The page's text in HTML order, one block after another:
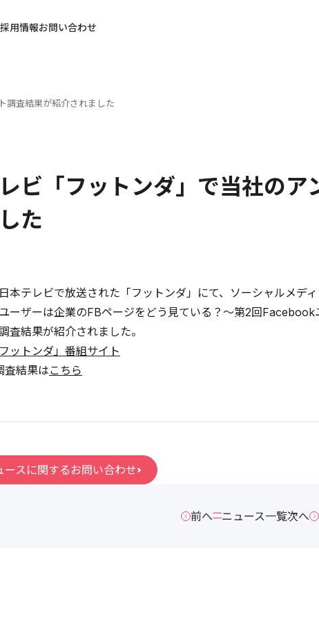
採用情報お問い合わせ
調査結果が紹介されました
ビ「フットンダ」で当社のア
た
本テレビで放送された「フットンダ」にて、ソーシャルメデ
ーザーは企業のFBページをどう見ている？～第2回
査結果が紹介されました。
ットンダ」番組サイト
査結果は こちら
ースに関するお問い合わせ
前へ ニュース一覧次へ